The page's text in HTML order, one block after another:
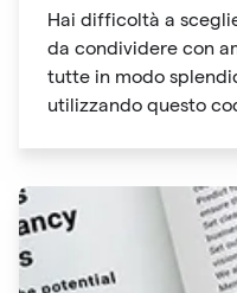
Hai difficoltà a
da condividere con
tutte in modo
utilizzando questo